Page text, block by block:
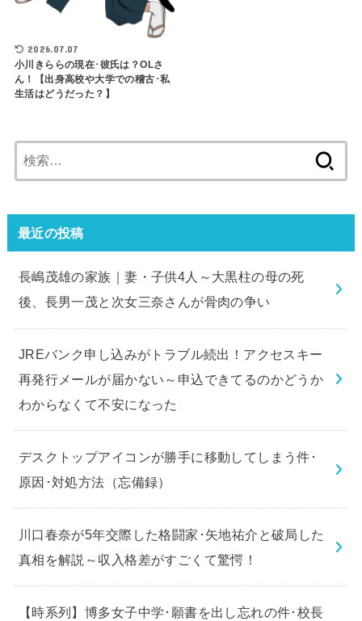
2026.07.07
小川きららの現在･彼氏は？OLさ
ん！【出身高校や大学での稽古･私
生活はどうだった？】
索:
最近の投稿
長嶋茂雄の家族｜妻・子供4人～大黒柱の母の死
後、長男一茂と次女三奈さんが骨肉の争い
JREバンク申し込みがトラブル続出！アクセスキー
再発行メールが届かない～申込できてるのかどうか
わからなくて不安になった
デスクトップアイコンが勝手に移動してしまう件･
原因･対処方法（忘備録）
川口春奈が5年交際した格闘家･矢地祐介と破局した
真相を解説～収入格差がすごくて驚愕！
【時系列】博多女子中学･願書を出し忘れの件･校長